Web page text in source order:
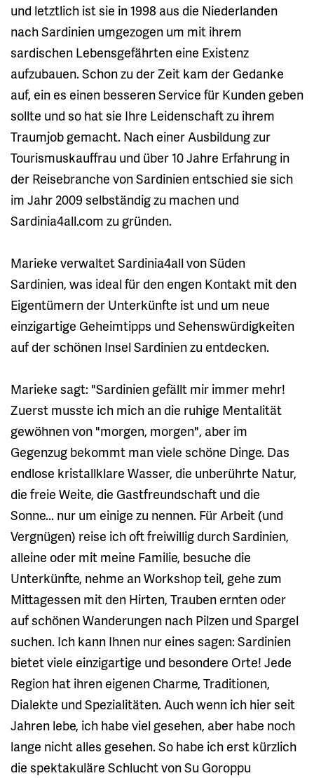
und letztlich ist sie in 1998 aus die Niederlanden
nach Sardinien umgezogen um mit ihrem
sardischen Lebensgefährten eine Existenz
aufzubauen. Schon zu der Zeit kam der Gedanke
auf, ein es einen besseren Service für Kunden geben
sollte und so hat sie Ihre Leidenschaft zu ihrem
Traumjob gemacht. Nach einer Ausbildung zur
Tourismuskauffrau und über 10 Jahre Erfahrung in
der Reisebranche von Sardinien entschied sie sich
im Jahr 2009 selbständig zu machen und
Sardinia4all.com zu gründen.
Marieke verwaltet Sardinia4all von Süden
Sardinien, was ideal für den engen Kontakt mit den
Eigentümern der Unterkünfte ist und um neue
einzigartige Geheimtipps und Sehenswürdigkeiten
auf der schönen Insel Sardinien zu entdecken.
Marieke sagt: "Sardinien gefällt mir immer mehr!
Zuerst musste ich mich an die ruhige Mentalität
gewöhnen von "morgen, morgen", aber im
Gegenzug bekommt man viele schöne Dinge. Das
endlose kristallklare Wasser, die unberührte Natur,
die freie Weite, die Gastfreundschaft und die
Sonne... nur um einige zu nennen. Für Arbeit (und
Vergnügen) reise ich oft freiwillig durch Sardinien,
alleine oder mit meine Familie, besuche die
Unterkünfte, nehme an Workshop teil, gehe zum
Mittagessen mit den Hirten, Trauben ernten oder
auf schönen Wanderungen nach Pilzen und Spargel
suchen. Ich kann Ihnen nur eines sagen: Sardinien
bietet viele einzigartige und besondere Orte! Jede
Region hat ihren eigenen Charme, Traditionen,
Dialekte und Spezialitäten. Auch wenn ich hier seit
Jahren lebe, ich habe viel gesehen, aber habe noch
lange nicht alles gesehen. So habe ich erst kürzlich
die spektakuläre Schlucht von Su Goroppu